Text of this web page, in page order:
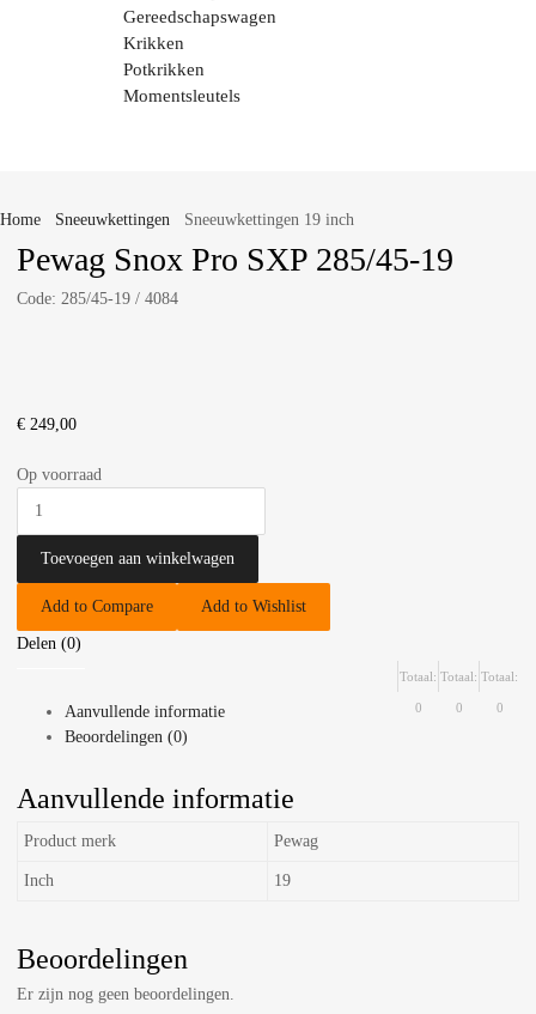
Gereedschapswagen
Krikken
Potkrikken
Momentsleutels
Home Sneeuwkettingen Sneeuwkettingen 19 inch
Pewag Snox Pro SXP 285/45-19
Code: 285/45-19 / 4084
€ 249,00
Op voorraad
Toevoegen aan winkelwagen
Add to Compare Add to Wishlist
Delen (0)
Totaal:
0
Totaal:
0
Totaal:
0
Aanvullende informatie
Beoordelingen (0)
Aanvullende informatie
Product merk Pewag
Inch 19
Beoordelingen
Er zijn nog geen beoordelingen.